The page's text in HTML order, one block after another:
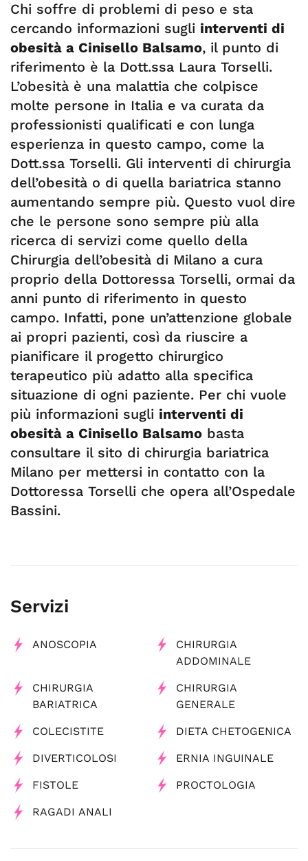
Chi soffre di problemi di peso e sta
cercando informazioni sugli interventi di
obesità a Cinisello Balsamo, il punto di
riferimento è la Dott.ssa Laura Torselli.
L’obesità è una malattia che colpisce
molte persone in Italia e va curata da
professionisti qualificati e con lunga
esperienza in questo campo, come la
Dott.ssa Torselli. Gli interventi di chirurgia
dell’obesità o di quella bariatrica stanno
aumentando sempre più. Questo vuol dire
che le persone sono sempre più alla
ricerca di servizi come quello della
Chirurgia dell’obesità di Milano a cura
proprio della Dottoressa Torselli, ormai da
anni punto di riferimento in questo
campo. Infatti, pone un’attenzione globale
ai propri pazienti, così da riuscire a
pianificare il progetto chirurgico
terapeutico più adatto alla specifica
situazione di ogni paziente. Per chi vuole
più informazioni sugli interventi di
obesità a Cinisello Balsamo basta
consultare il sito di chirurgia bariatrica
Milano per mettersi in contatto con la
Dottoressa Torselli che opera all’Ospedale
Bassini.
Servizi
ANOSCOPIA
CHIRURGIA
ADDOMINALE
CHIRURGIA
BARIATRICA
CHIRURGIA
GENERALE
COLECISTITE DIETA CHETOGENICA
DIVERTICOLOSI ERNIA INGUINALE
FISTOLE PROCTOLOGIA
RAGADI ANALI